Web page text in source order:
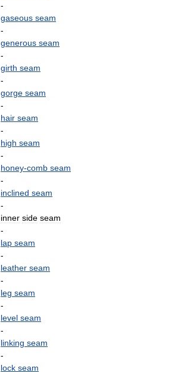
-
gaseous seam
-
generous seam
-
girth seam
-
gorge seam
-
hair seam
-
high seam
-
honey-comb seam
-
inclined seam
-
inner side seam
-
lap seam
-
leather seam
-
leg seam
-
level seam
-
linking seam
-
lock seam